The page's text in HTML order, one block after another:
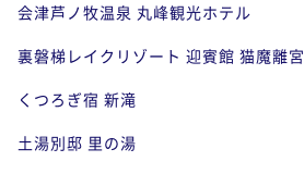
会津芦ノ牧温泉 丸峰観光ホテル
裏磐梯レイクリゾート 迎賓館 猫魔離宮
くつろぎ宿 新滝
土湯別邸 里の湯